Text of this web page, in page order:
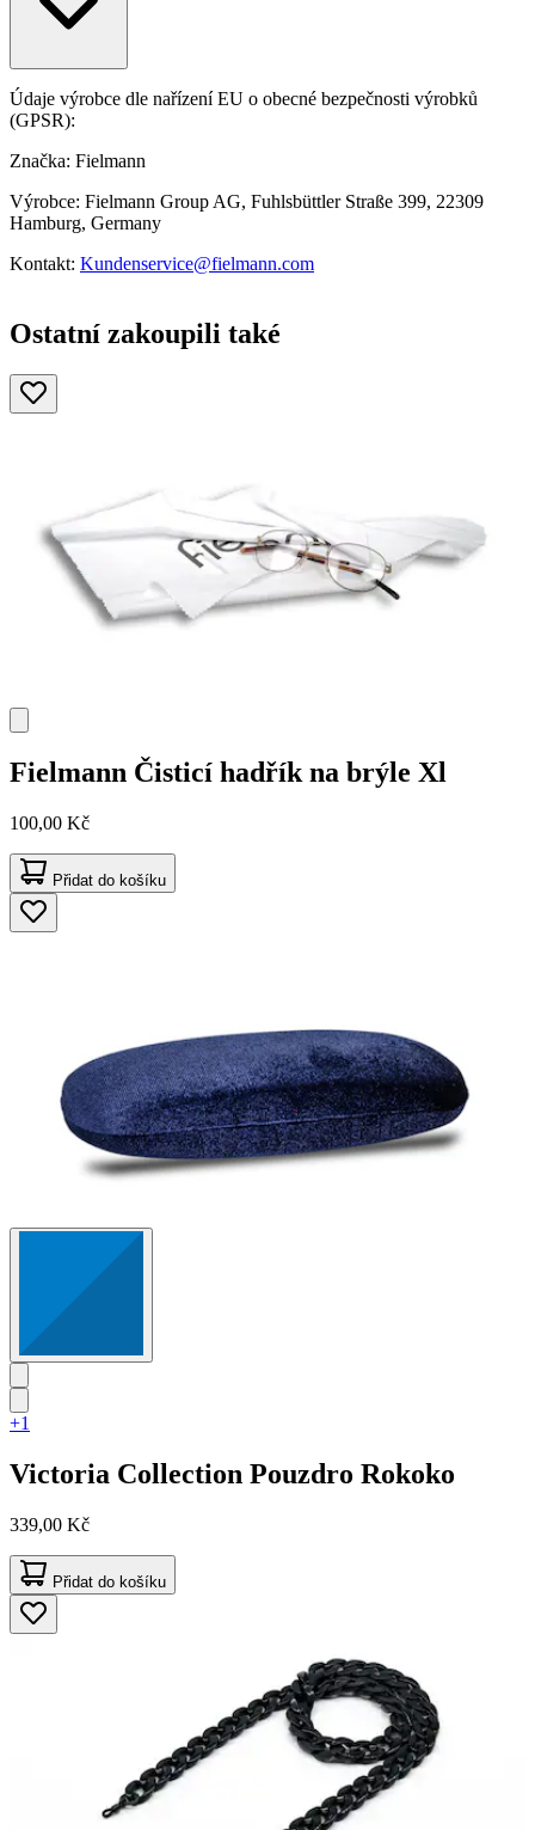
Údaje výrobce dle nařízení EU o obecné bezpečnosti výrobků
(GPSR):
Značka: Fielmann
Výrobce: Fielmann Group AG, Fuhlsbüttler Straße 399, 22309
Hamburg, Germany
Kontakt: Kundenservice@fielmann.com
Ostatní zakoupili také
Fielmann Čisticí hadřík na brýle Xl
100,00 Kč
Přidat do košíku
+1
Victoria Collection Pouzdro Rokoko
339,00 Kč
Přidat do košíku